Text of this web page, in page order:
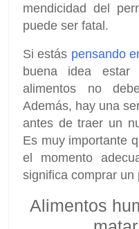
mendicidad del
puede ser fatal.
Si estás pensando
buena idea
alimentos no
Además, hay una
antes de traer un
Es muy importante
el momento
significa comprar un
Alimentos